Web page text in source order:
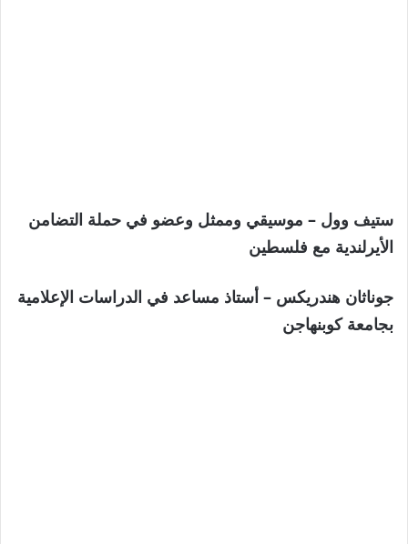
ستيف وول – موسيقي وممثل وعضو في حملة التضامن
الأيرلندية مع فلسطين
جوناثان هندريكس – أستاذ مساعد في الدراسات الإعلامية
بجامعة كوبنهاجن